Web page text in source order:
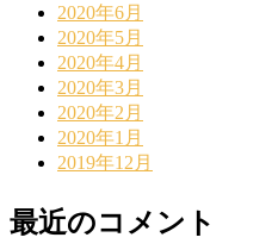
2020年6月
2020年5月
2020年4月
2020年3月
2020年2月
2020年1月
2019年12月
最近のコメント